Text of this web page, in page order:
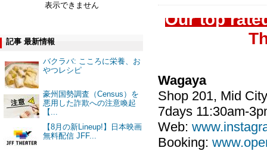
表示できません
記事 最新情報
バクラバ: こころに栄養、お
やつレシピ
豪州国勢調査（Census）を
悪用した詐欺への注意喚起
【...
【8月の新Lineup!】日本映画
無料配信 JFF...
Our top
Wagaya
Shop 201, Mid
7days 11:30am-
Web:
Booking: